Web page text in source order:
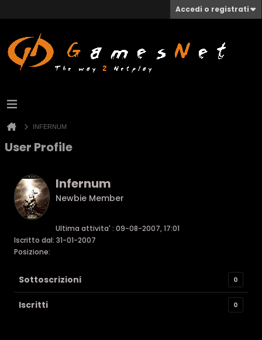
Accedi o registrati
INFERNUM
User Profile
Infernum
Newbie Member
Ultima attivita' : 09-08-2007, 17:01
Iscritto dal: 31-01-2007
Posizione:
Sottoscrizioni 0
Iscritti 0